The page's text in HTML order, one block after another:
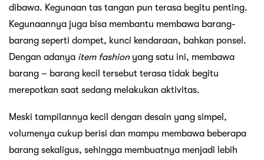
dibawa. Kegunaan tas tangan pun terasa begitu penting.
Kegunaannya juga bisa membantu membawa barang-
barang seperti dompet, kunci kendaraan, bahkan ponsel.
Dengan adanya item fashionyang satu ini, membawa
barang – barang kecil tersebut terasa tidak begitu
merepotkan saat sedang melakukan aktivitas.
Meski tampilannya kecil dengan desain yang simpel,
volumenya cukup berisi dan mampu membawa beberapa
barang sekaligus, sehingga membuatnya menjadi lebih